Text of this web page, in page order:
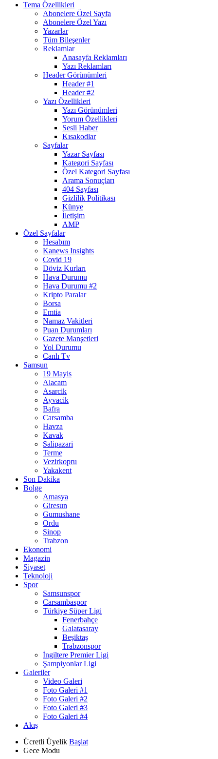
Tema Özellikleri
Abonelere Özel Sayfa
Abonelere Özel Yazı
Yazarlar
Tüm Bileşenler
Reklamlar
Anasayfa Reklamları
Yazı Reklamları
Header Görünümleri
Header #1
Header #2
Yazı Özellikleri
Yazı Görünümleri
Yorum Özellikleri
Sesli Haber
Kısakodlar
Sayfalar
Yazar Sayfası
Kategori Sayfası
Özel Kategori Sayfası
Arama Sonuçları
404 Sayfası
Gizlilik Politikası
Künye
İletişim
AMP
Özel Sayfalar
Hesabım
Kanews Insights
Covid 19
Döviz Kurları
Hava Durumu
Hava Durumu #2
Kripto Paralar
Borsa
Emtia
Namaz Vakitleri
Puan Durumları
Gazete Manşetleri
Yol Durumu
Canlı Tv
Samsun
19 Mayis
Alacam
Asarcik
Ayvacik
Bafra
Carsamba
Havza
Kavak
Salipazari
Terme
Vezirkopru
Yakakent
Son Dakika
Bolge
Amasya
Giresun
Gumushane
Ordu
Sinop
Trabzon
Ekonomi
Magazin
Siyaset
Teknoloji
Spor
Samsunspor
Carsambaspor
Türkiye Süper Ligi
Fenerbahçe
Galatasaray
Beşiktaş
Trabzonspor
İngiltere Premier Ligi
Şampiyonlar Ligi
Galeriler
Video Galeri
Foto Galeri #1
Foto Galeri #2
Foto Galeri #3
Foto Galeri #4
Akış
Ücretli Üyelik Başlat
Gece Modu